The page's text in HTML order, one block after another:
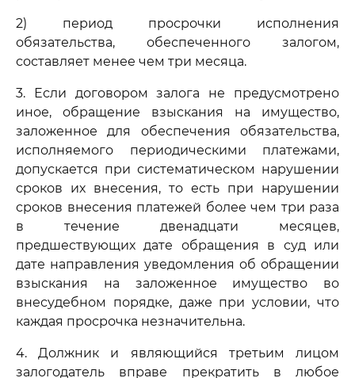
2) период просрочки исполнения
обязательства, обеспеченного залогом,
составляет менее чем три месяца.
3. Если договором залога не предусмотрено
иное, обращение взыскания на имущество,
заложенное для обеспечения обязательства,
исполняемого периодическими платежами,
допускается при систематическом нарушении
сроков их внесения, то есть при нарушении
сроков внесения платежей более чем три раза
в течение двенадцати месяцев,
предшествующих дате обращения в суд или
дате направления уведомления об обращении
взыскания на заложенное имущество во
внесудебном порядке, даже при условии, что
каждая просрочка незначительна.
4. Должник и являющийся третьим лицом
залогодатель вправе прекратить в любое